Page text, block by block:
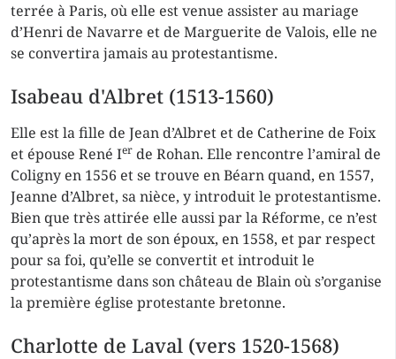
terrée à Paris, où elle est venue assister au mariage
d’Henri de Navarre et de Marguerite de Valois, elle ne
se convertira jamais au protestantisme.
Isabeau d'Albret (1513-1560)
Elle est la fille de Jean d’Albret et de Catherine de Foix
et épouse René Ier de Rohan. Elle rencontre l’amiral de
Coligny en 1556 et se trouve en Béarn quand, en 1557,
Jeanne d’Albret, sa nièce, y introduit le protestantisme.
Bien que très attirée elle aussi par la Réforme, ce n’est
qu’après la mort de son époux, en 1558, et par respect
pour sa foi, qu’elle se convertit et introduit le
protestantisme dans son château de Blain où s’organise
la première église protestante bretonne.
Charlotte de Laval (vers 1520-1568)